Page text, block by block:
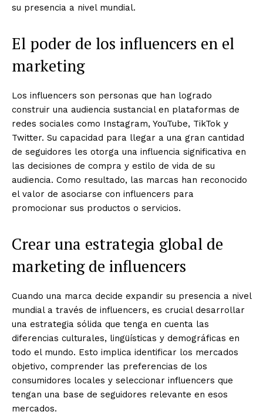
su presencia a nivel mundial.
El poder de los influencers en el
marketing
Los influencers son personas que han logrado
construir una audiencia sustancial en plataformas de
redes sociales como Instagram, YouTube, TikTok y
Twitter. Su capacidad para llegar a una gran cantidad
de seguidores les otorga una influencia significativa en
las decisiones de compra y estilo de vida de su
audiencia. Como resultado, las marcas han reconocido
el valor de asociarse con influencers para
promocionar sus productos o servicios.
Crear una estrategia global de
marketing de influencers
Cuando una marca decide expandir su presencia a nivel
mundial a través de influencers, es crucial desarrollar
una estrategia sólida que tenga en cuenta las
diferencias culturales, lingüísticas y demográficas en
todo el mundo. Esto implica identificar los mercados
objetivo, comprender las preferencias de los
consumidores locales y seleccionar influencers que
tengan una base de seguidores relevante en esos
mercados.